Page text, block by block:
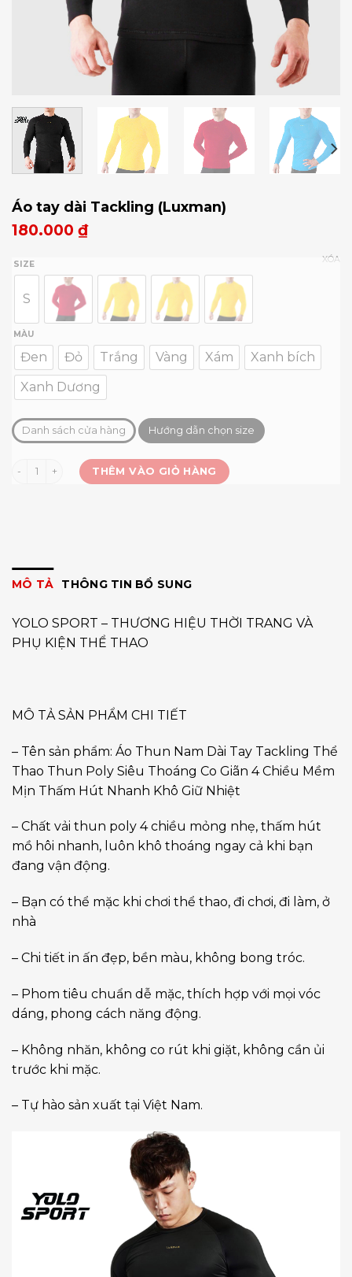
Áo tay dài Tackling (Luxman)
180.000 ₫
SIZE
S
MÀU
Đen Đỏ Trắng Vàng Xám
Xanh bích
Xanh Dương
XÓA
Danh sách cửa hàng Hướng dẫn chọn size
Áo tay dài Tackling (Luxman) số lượng
THÊM VÀO GIỎ HÀNG
MÔ TẢ THÔNG TIN BỔ SUNG
YOLO SPORT – THƯƠNG HIỆU THỜI TRANG VÀ
PHỤ KIỆN THỂ THAO
MÔ TẢ SẢN PHẨM CHI TIẾT
– Tên sản phẩm: Áo Thun Nam Dài Tay Tackling Thể
Thao Thun Poly Siêu Thoáng Co Giãn 4 Chiều Mềm
Mịn Thấm Hút Nhanh Khô Giữ Nhiệt
– Chất vải thun poly 4 chiều mỏng nhẹ, thấm hút
mồ hôi nhanh, luôn khô thoáng ngay cả khi bạn
đang vận động.
– Bạn có thể mặc khi chơi thể thao, đi chơi, đi làm, ở
nhà
– Chi tiết in ấn đẹp, bền màu, không bong tróc.
– Phom tiêu chuẩn dễ mặc, thích hợp với mọi vóc
dáng, phong cách năng động.
– Không nhăn, không co rút khi giặt, không cần ủi
trước khi mặc.
– Tự hào sản xuất tại Việt Nam.